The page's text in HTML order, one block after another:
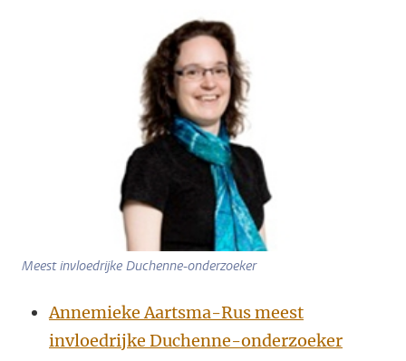
Meest invloedrijke Duchenne-onderzoeker
Annemieke Aartsma-Rus meest
invloedrijke Duchenne-onderzoeker